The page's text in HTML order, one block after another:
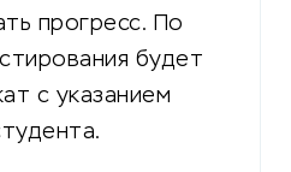
прогресс. По
будет
с указанием